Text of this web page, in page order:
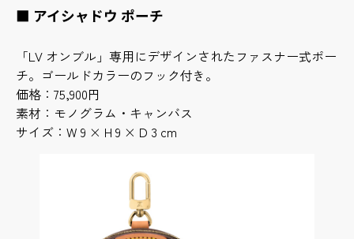
■ アイシャドウ ポーチ
「LV オンブル」専用にデザインされたファスナー式ポー
チ。ゴールドカラーのフック付き。
価格：75,900円
素材：モノグラム・キャンバス
サイズ：W 9 × H 9 × D 3 cm